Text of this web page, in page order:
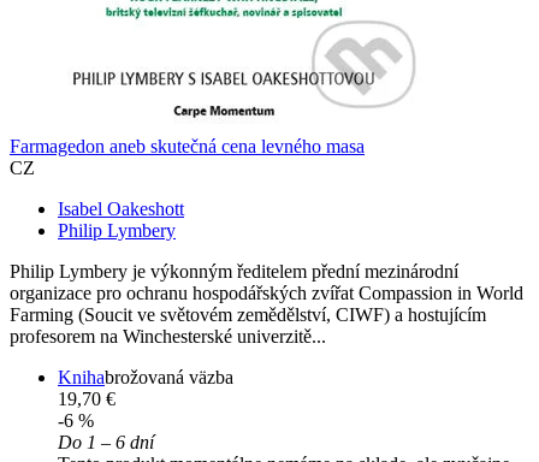
Farmagedon aneb skutečná cena levného masa
CZ
Isabel Oakeshott
Philip Lymbery
Philip Lymbery je výkonným ředitelem přední mezinárodní
organizace pro ochranu hospodářských zvířat Compassion in World
Farming (Soucit ve světovém zemědělství, CIWF) a hostujícím
profesorem na Winchesterské univerzitě...
Knihabrožovaná väzba
19,70 €
-6 %
Do 1 – 6 dní